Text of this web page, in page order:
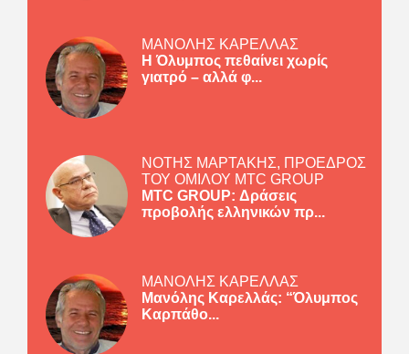
ΜΑΝΟΛΗΣ ΚΑΡΕΛΛΑΣ
Η Όλυμπος πεθαίνει χωρίς
γιατρό – αλλά φ...
ΝΟΤΗΣ ΜΑΡΤΑΚΗΣ, ΠΡΟΕΔΡΟΣ
ΤΟΥ ΟΜΙΛΟΥ MTC GROUP
MTC GROUP: Δράσεις
προβολής ελληνικών πρ...
ΜΑΝΟΛΗΣ ΚΑΡΕΛΛΑΣ
Μανόλης Καρελλάς: “Όλυμπος
Καρπάθο...